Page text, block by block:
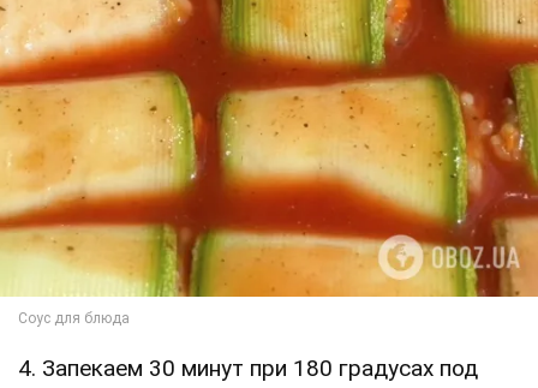
4. Запекаем 30 минут при 180 градусах под